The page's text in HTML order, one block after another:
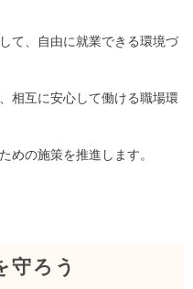
て、自由に就業できる環境づ
相互に安心して働ける職場環
めの施策を推進します。
守ろう